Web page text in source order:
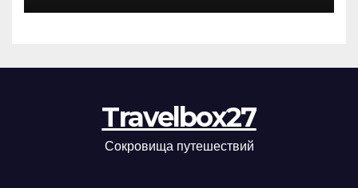
Travelbox27
Сокровища путешествий